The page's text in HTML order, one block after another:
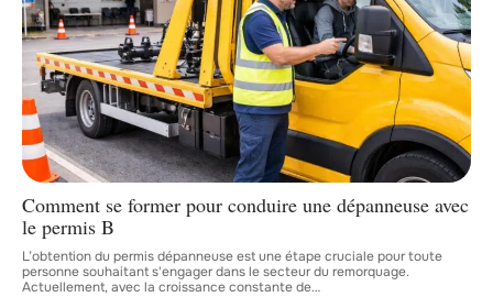
Comment se former pour conduire une dépanneuse avec
le permis B
L’obtention du permis dépanneuse est une étape cruciale pour toute
personne souhaitant s'engager dans le secteur du remorquage.
Actuellement, avec la croissance constante de…